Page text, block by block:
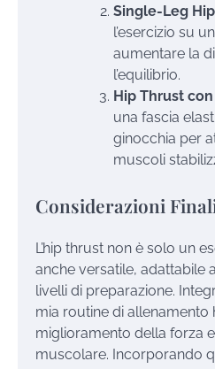
Single-Leg
l’esercizio su
aumentare la
l’equilibrio.
Hip Thrust
una fascia
ginocchia per
muscoli
Considerazioni
L’hip thrust non è solo un
anche versatile, adattabile
livelli di preparazione.
mia routine di allenamento
miglioramento della forza
muscolare. Incorporando